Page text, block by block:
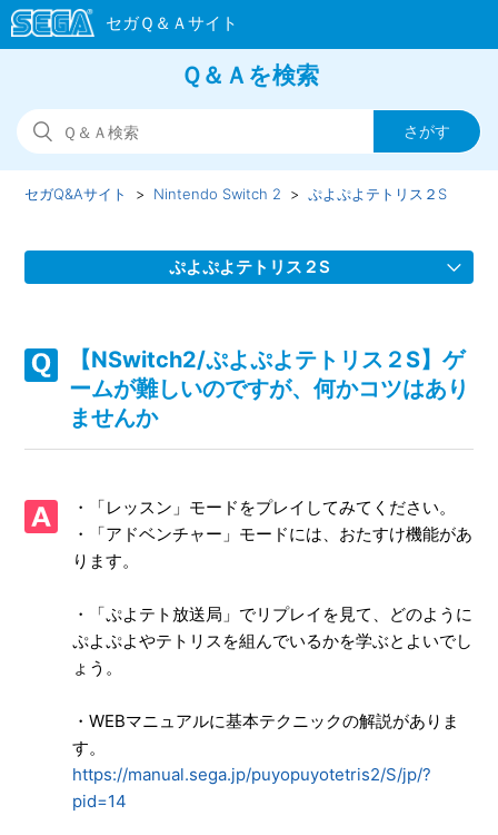
Ｑ＆Ａを検索
セガQ&Aサイト Nintendo Switch 2 ぷよぷよテトリス２S
ぷよぷよテトリス２S
ル）はありますか
【NSwitch2/ぷよぷよテトリス２S】プレイ動画やゲーム画
面写真を、動画サイト／SNS等で公開してもいいですか
ン」のスクリーンショット撮影や、「キャプチャーボタン」
長押しの動画撮影機能に対応していますか
が、何かコツはありませんか
【NSwitch2/ぷよぷよテトリス２S】「ハンデせってい」の
【NSwitch2/ぷよぷよテトリス２S】オンライン対戦でボイ
スチャットをすることはできますか
【NSwitch2/ぷよぷよテトリス２S】難易度設定はあります
【NSwitch2/ぷよぷよテトリス２S】ゲ
ームが難しいのですが、何かコツはあり
ませんか
・「レッスン」モードをプレイしてみてください。
・「アドベンチャー」モードには、おたすけ機能があ
ります。
・「ぷよテト放送局」でリプレイを見て、どのように
ぷよぷよやテトリスを組んでいるかを学ぶとよいでし
ょう。
・WEBマニュアルに基本テクニックの解説がありま
す。
https://manual.sega.jp/puyopuyotetris2/S/jp/?
pid=14